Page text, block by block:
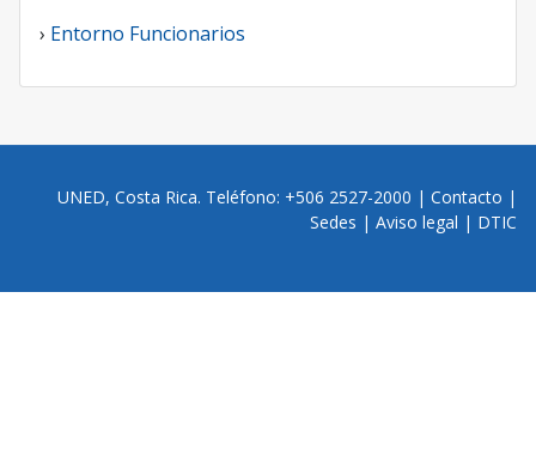
› Entorno Funcionarios
UNED, Costa Rica. Teléfono: +506 2527-2000 | Contacto |
Sedes | Aviso legal | DTIC